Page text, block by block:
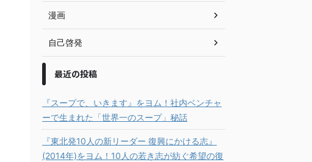
漫画
自己啓発
最近の投稿
『スープで、いきます』をヨム！社内ベンチャ
ーで生まれた「世界一のスープ」秘話
『東北発10人の新リーダー 復興にかける志』
(2014年)をヨム！10人の若き志が紡ぐ希望の復